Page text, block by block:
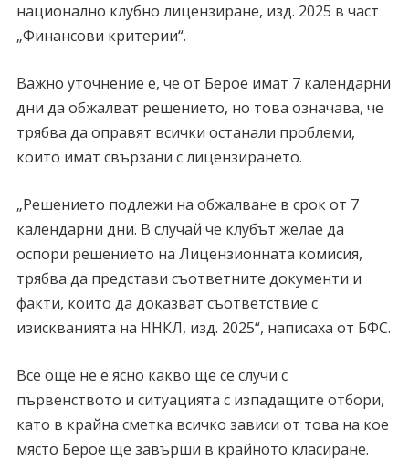
национално клубно лицензиране, изд. 2025 в част
„Финансови критерии“.
Важно уточнение е, че от Берое имат 7 календарни
дни да обжалват решението, но това означава, че
трябва да оправят всички останали проблеми,
които имат свързани с лицензирането.
„Решението подлежи на обжалване в срок от 7
календарни дни. В случай че клубът желае да
оспори решението на Лицензионната комисия,
трябва да представи съответните документи и
факти, които да доказват съответствие с
изискванията на ННКЛ, изд. 2025“, написаха от БФС.
Все още не е ясно какво ще се случи с
първенството и ситуацията с изпадащите отбори,
като в крайна сметка всичко зависи от това на кое
място Берое ще завърши в крайното класиране.